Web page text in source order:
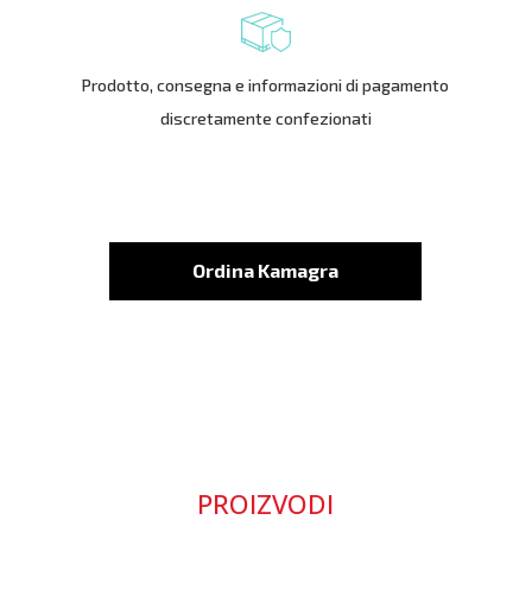
Prodotto, consegna e informazioni di pagamento
discretamente confezionati
Ordina Kamagra
PROIZVODI